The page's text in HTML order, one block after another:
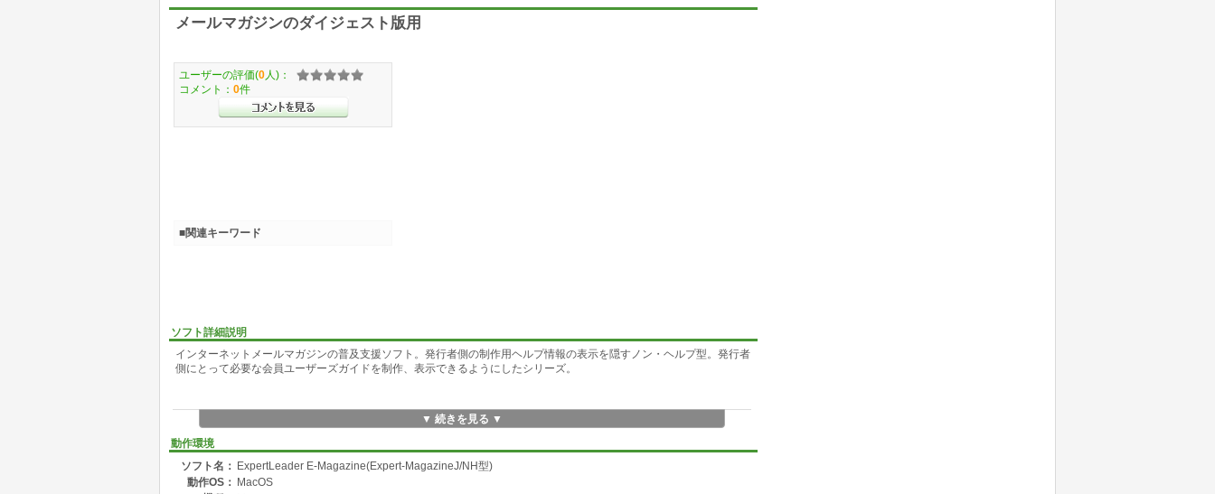
メールマガジンのダイジェスト版用
ソフト詳細説明
インターネットメールマガジンの普及支援ソフト。発行者側の制作用ヘルプ情報の表示を隠すノン・ヘルプ型。発行者
側にとって必要な会員ユーザーズガイドを制作、表示できるようにしたシリーズ。
▼ 続きを見る ▼
動作環境
ソフト名： ExpertLeader E-Magazine(Expert-MagazineJ/NH型)
動作OS： MacOS
ユーザーの評価(0 人)：
コメント： 0件
■関連キーワード